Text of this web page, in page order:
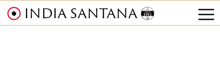
INDIA SANTANA